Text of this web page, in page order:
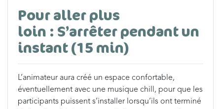
Pour aller plus
loin : S’arrêter pendant un
instant (15 min)
L’animateur aura créé un espace confortable,
éventuellement avec une musique chill, pour que les
participants puissent s’installer lorsqu’ils ont terminé